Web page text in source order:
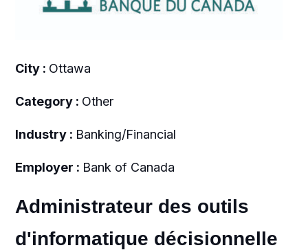
City : Ottawa
Category : Other
Industry : Banking/Financial
Employer : Bank of Canada
Administrateur des outils
d'informatique décisionnelle